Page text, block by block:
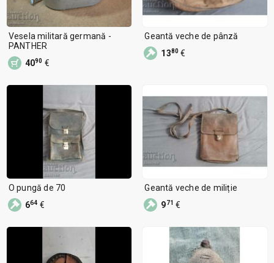
Vesela militară germană -
PANTHER
4090 €
Geantă veche de pânză
1380 €
O pungă de 70
664 €
Geantă veche de miliție
971 €